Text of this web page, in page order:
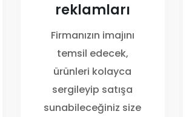
reklamları
Firmanızın imajını
temsil edecek,
ürünleri kolayca
sergileyip satışa
sunabileceğiniz size